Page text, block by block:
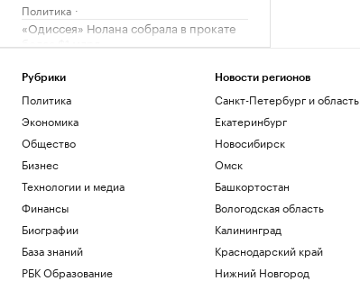
Политика
«Одиссея» Нолана собрала в прокате
более $1 млрд
Bloomberg узнал, когда планируют
завершить испытания «Золотого
Политика
Четыре доступных и понятных
инструмента диверсификации
накоплений
Трамп попросил уйти с заседания
Госдепа раньше, чтобы «вести войну»
Политика
Испания ввела контроль на границе
Рубрики
Политика
Экономика
Общество
Бизнес
Технологии и медиа
Финансы
Биографии
База знаний
РБК Образование
Новости регионов
Санкт-Петербург и область
Екатеринбург
Новосибирск
Омск
Башкортостан
Вологодская область
Калининград
Краснодарский край
Нижний Новгород